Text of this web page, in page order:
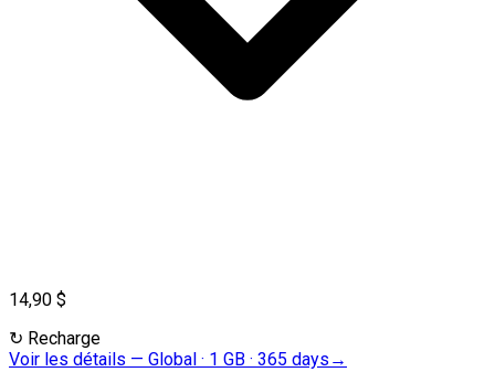
14,90 $
↻ Recharge
Voir les détails — Global · 1 GB · 365 days →